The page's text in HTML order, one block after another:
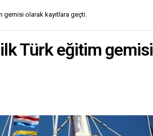
gemisi olarak kayıtlara geçti.
Türk eğitim gemisi